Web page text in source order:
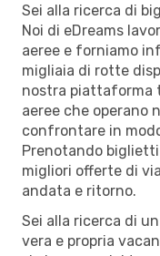
Sei alla ricerca di
Noi di eDreams
aeree e forniamo
migliaia di rotte
nostra piattaforma
aeree che operano
confrontare in
Prenotando
migliori offerte di
andata e ritorno.
Sei alla ricerca di
vera e propria